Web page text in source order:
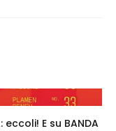
eccoli! E su BANDA